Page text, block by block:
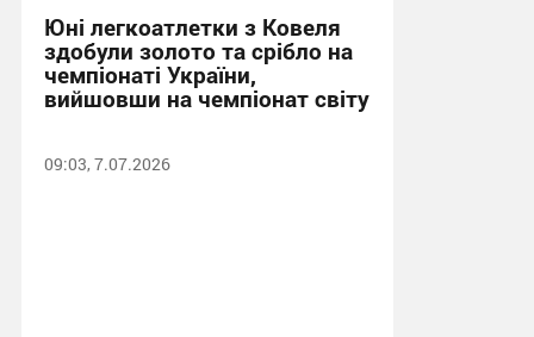
Юні легкоатлетки з Ковеля
здобули золото та срібло на
чемпіонаті України,
вийшовши на чемпіонат світу
09:03, 7.07.2026